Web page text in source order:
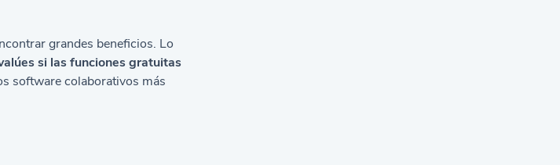
grandes beneficios. Lo
si las funciones gratuitas
software colaborativos más